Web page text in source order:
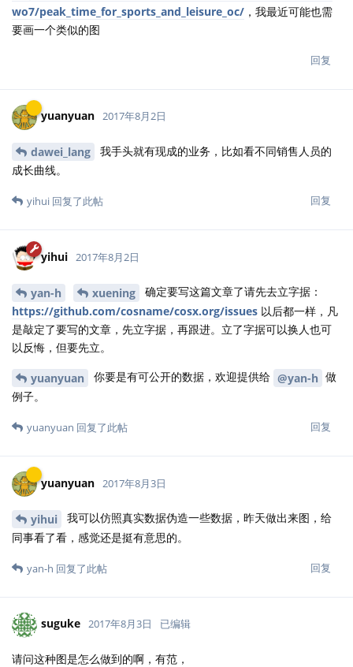
wo7/peak_time_for_sports_and_leisure_oc/ ，我最近可能也需
要画一个类似的图
回复
yuanyuan 2017年8月2日
dawei_lang
我手头就有现成的业务，比如看不同销售人员的
成长曲线。
回复
yihui 回复了此帖
yihui 2017年8月2日
yan-h xuening
确定要写这篇文章了请先去立字据：
https://github.com/cosname/cosx.org/issues 以后都一样，凡
是敲定了要写的文章，先立字据，再跟进。立了字据可以换人也可
以反悔，但要先立。
yuanyuan 你要是有可公开的数据，欢迎提供给 @yan-h 做
例子。
回复
yuanyuan 回复了此帖
yuanyuan 2017年8月3日
yihui
我可以仿照真实数据伪造一些数据，昨天做出来图，给
同事看了看，感觉还是挺有意思的。
回复
yan-h 回复了此帖
suguke 2017年8月3日 已编辑
请问这种图是怎么做到的啊，有范，